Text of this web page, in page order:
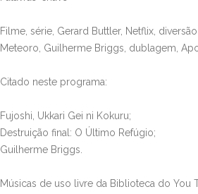
Filme, série, Gerard Buttler, Netflix,
Meteoro, Guilherme Briggs, dublagem,
Citado neste programa:
Fujoshi, Ukkari Gei ni Kokuru;
Destruição final: O Último Refúgio;
Guilherme Briggs.
Músicas de uso livre da Biblioteca do You